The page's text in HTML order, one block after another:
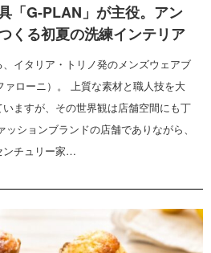
「G-PLAN」が主役。アン
くる初夏の洗練インテリア
イタリア・トリノ発のメンズウェアブ
ローニ）。 上質な素材と職人技を大
ますが、その世界観は店舗空間にも丁
ションブランドの店舗でありながら、
ンチュリー家…